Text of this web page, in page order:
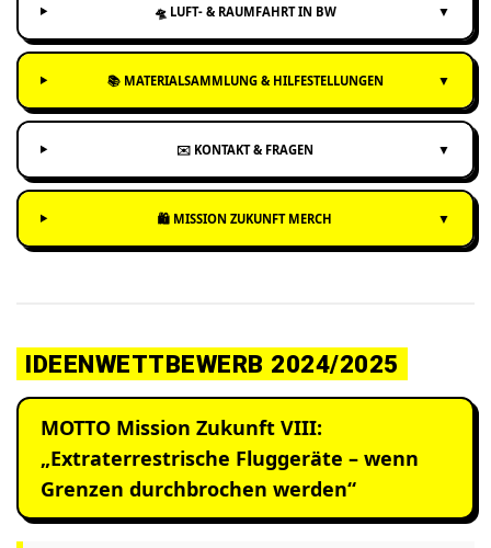
🛸 LUFT- & RAUMFAHRT IN BW ▼
📚 MATERIALSAMMLUNG & HILFESTELLUNGEN ▼
✉️ KONTAKT & FRAGEN ▼
🛍️ MISSION ZUKUNFT MERCH ▼
IDEENWETTBEWERB 2024/2025
MOTTO Mission Zukunft VIII:
„Extraterrestrische Fluggeräte – wenn
Grenzen durchbrochen werden“